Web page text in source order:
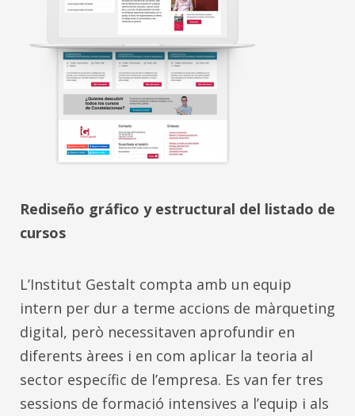
Rediseño gráfico y estructural del listado de
cursos
L’Institut Gestalt compta amb un equip
intern per dur a terme accions de màrqueting
digital, però necessitaven aprofundir en
diferents àrees i en com aplicar la teoria al
sector específic de l’empresa. Es van fer tres
sessions de formació intensives a l’equip i als